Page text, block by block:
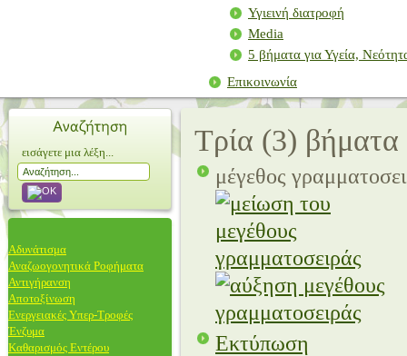
Υγιεινή διατροφή
Media
5 βήματα για Υγεία,
Επικοινωνία
εισάγετε μια λέξη...
Αδυνάτισμα
Αναζωογονητικά Ροφήματα
Αντιγήρανση
Αποτοξίνωση
Ενεργειακές Υπερ-Τροφές
Ένζυμα
Καθαρισμός Εντέρου
Τρία (3) βήματα
μέγεθος
Εκτύπωση